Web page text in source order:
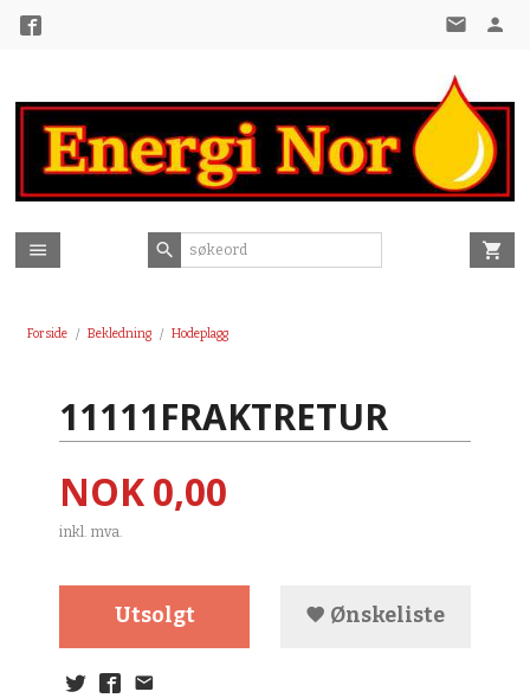
Forside Bekledning Hodeplagg
11111FRAKTRETUR
Pris
NOK0,00
inkl. mva.
Utsolgt Ønskeliste